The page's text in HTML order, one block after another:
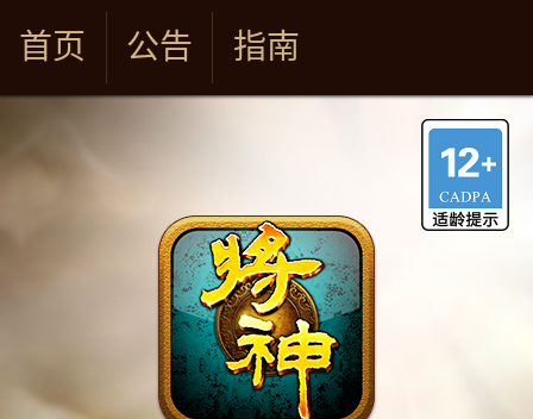
首页 公告 指南